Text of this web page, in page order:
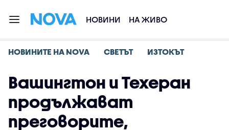
НОВИНИ НА ЖИВО
НОВИНИТЕ НА NOVA СВЕТЪТ ИЗТОКЪТ
Вашингтон и Техеран
продължават
преговорите,